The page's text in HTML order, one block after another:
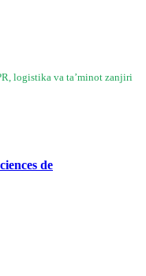
logistika va ta’minot zanjiri
de